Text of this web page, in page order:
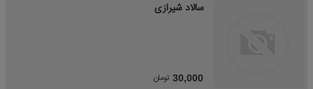
سالاد شیرازی
30,000 تومان